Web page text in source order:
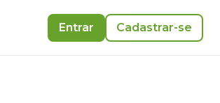
Entrar Cadastrar-se